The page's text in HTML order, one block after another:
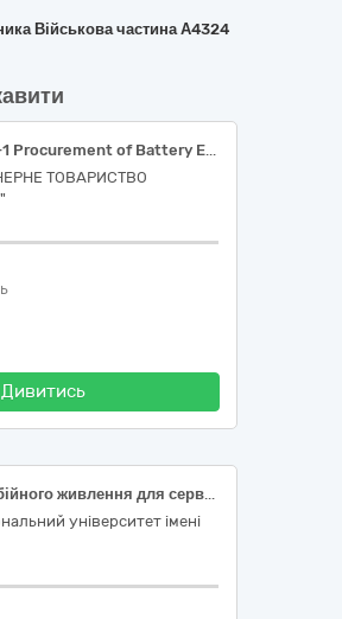
Військова частина А4324
No.UHE-IPSR-DSI-1 Procurement of Battery Energy Storage Systems (BESS) with Energy Management Systems (EMS) and Ancillary Equipment at Kyiv HPP / PSP, Kaniv, Kremenchuk and Seredniodniprovska Hydropower Plants, including related services (training of UHE staff)
ТОВАРИСТВО
Дивитись
Джерело безперебійного живлення для сервера
університет імені